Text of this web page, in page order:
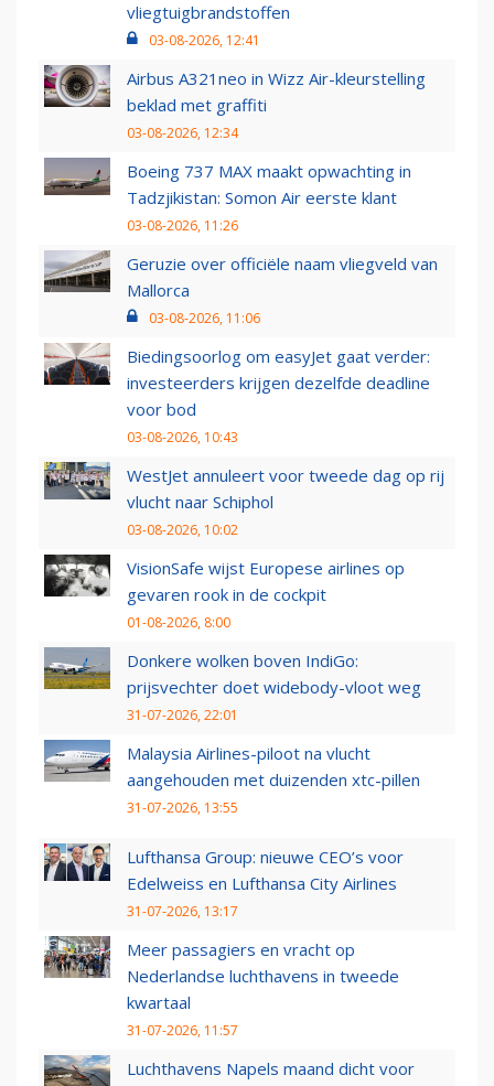
vliegtuigbrandstoffen
03-08-2026, 12:41
Airbus A321neo in Wizz Air-kleurstelling
beklad met graffiti
03-08-2026, 12:34
Boeing 737 MAX maakt opwachting in
Tadzjikistan: Somon Air eerste klant
03-08-2026, 11:26
Geruzie over officiële naam vliegveld van
Mallorca
03-08-2026, 11:06
Biedingsoorlog om easyJet gaat verder:
investeerders krijgen dezelfde deadline
voor bod
03-08-2026, 10:43
WestJet annuleert voor tweede dag op rij
vlucht naar Schiphol
03-08-2026, 10:02
VisionSafe wijst Europese airlines op
gevaren rook in de cockpit
01-08-2026, 8:00
Donkere wolken boven IndiGo:
prijsvechter doet widebody-vloot weg
31-07-2026, 22:01
Malaysia Airlines-piloot na vlucht
aangehouden met duizenden xtc-pillen
31-07-2026, 13:55
Lufthansa Group: nieuwe CEO’s voor
Edelweiss en Lufthansa City Airlines
31-07-2026, 13:17
Meer passagiers en vracht op
Nederlandse luchthavens in tweede
kwartaal
31-07-2026, 11:57
Luchthavens Napels maand dicht voor